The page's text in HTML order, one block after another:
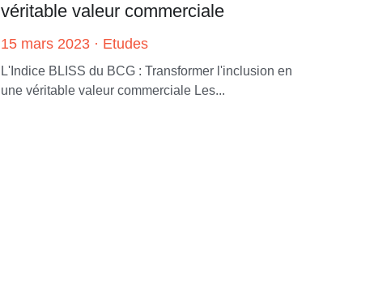
véritable valeur commerciale
15 mars 2023· Etudes
L'Indice BLISS du BCG : Transformer l'inclusion en
une véritable valeur commerciale Les...